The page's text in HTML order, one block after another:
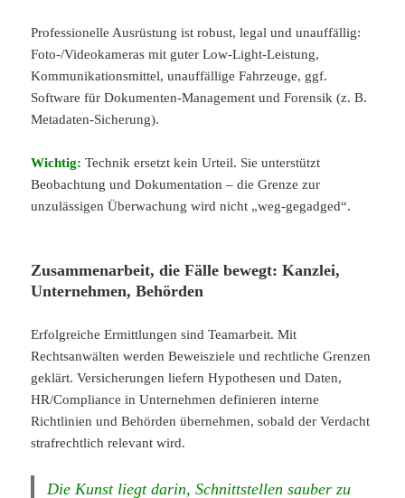
Professionelle Ausrüstung ist robust, legal und unauffällig:
Foto-/Videokameras mit guter Low-Light-Leistung,
Kommunikationsmittel, unauffällige Fahrzeuge, ggf.
Software für Dokumenten-Management und Forensik (z. B.
Metadaten-Sicherung).
Wichtig: Technik ersetzt kein Urteil. Sie unterstützt
Beobachtung und Dokumentation – die Grenze zur
unzulässigen Überwachung wird nicht „weg-gegadged“.
Zusammenarbeit, die Fälle bewegt: Kanzlei,
Unternehmen, Behörden
Erfolgreiche Ermittlungen sind Teamarbeit. Mit
Rechtsanwälten werden Beweisziele und rechtliche Grenzen
geklärt. Versicherungen liefern Hypothesen und Daten,
HR/Compliance in Unternehmen definieren interne
Richtlinien und Behörden übernehmen, sobald der Verdacht
strafrechtlich relevant wird.
Die Kunst liegt darin, Schnittstellen sauber zu